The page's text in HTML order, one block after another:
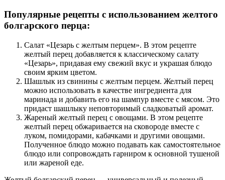
Популярные рецепты с использованием желтого
болгарского перца:
Салат «Цезарь с желтым перцем». В этом рецепте
желтый перец добавляется к классическому салату
«Цезарь», придавая ему свежий вкус и украшая блюдо
своим ярким цветом.
Шашлык из свинины с желтым перцем. Желтый перец
можно использовать в качестве ингредиента для
маринада и добавить его на шампур вместе с мясом. Это
придаст шашлыку неповторимый сладковатый аромат.
Жареный желтый перец с овощами. В этом рецепте
желтый перец обжаривается на сковороде вместе с
луком, помидорами, кабачками и другими овощами.
Полученное блюдо можно подавать как самостоятельное
блюдо или сопровождать гарниром к основной тушеной
или жареной еде.